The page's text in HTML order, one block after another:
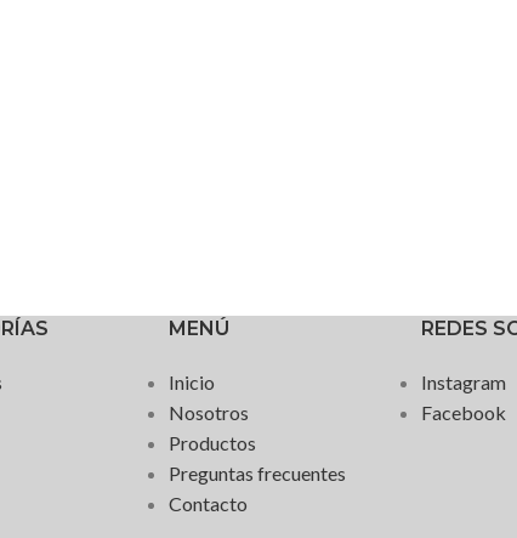
MENÚ
Inicio
Nosotros
Productos
Preguntas frecuentes
Contacto
REDES
Instagram
Facebook